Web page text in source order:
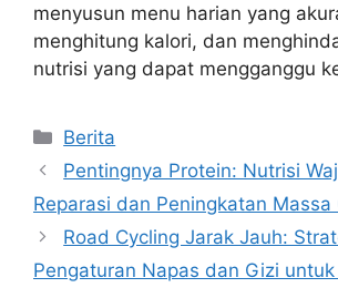
menyusun menu harian yang
menghitung kalori, dan
nutrisi yang dapat mengganggu
Kategori
Berita
Pentingnya Protein: Nutrisi
Reparasi dan Peningkatan Massa
Road Cycling Jarak Jauh:
Pengaturan Napas dan Gizi